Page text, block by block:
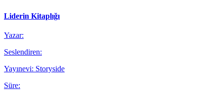
Liderin Kitaplığı
Yazar:
Seslendiren:
Yayınevi: Storyside
Süre: